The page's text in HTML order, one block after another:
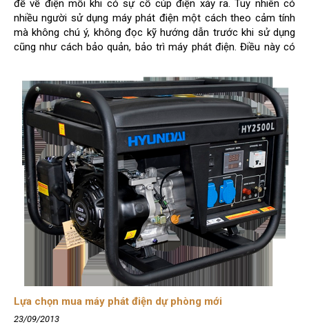
đề về điện mỗi khi có sự cố cúp điện xảy ra. Tuy nhiên có
nhiều người sử dụng máy phát điện một cách theo cảm tính
mà không chú ý, không đọc kỹ hướng dẫn trước khi sử dụng
cũng như cách bảo quản, bảo trì máy phát điện. Điều này có
sống của nhiều người. Vậy làm sao để sử dụng máy phá
Lựa chọn mua máy phát điện dự phòng mới
23/09/2013